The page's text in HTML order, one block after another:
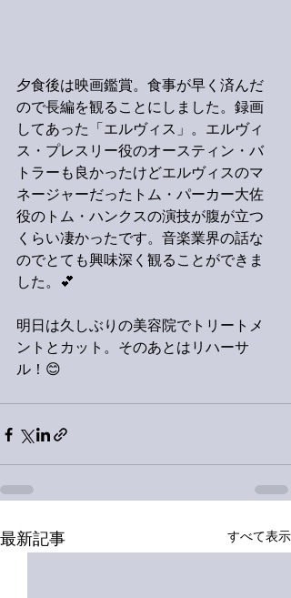
夕食後は映画鑑賞。食事が早く済んだ
ので長編を観ることにしました。録画
してあった「エルヴィス」。エルヴィ
ス・プレスリー役のオースティン・バ
トラーも良かったけどエルヴィスのマ
ネージャーだったトム・パーカー大佐
役のトム・ハンクスの演技が腹が立つ
くらい凄かったです。音楽業界の話な
のでとても興味深く観ることができま
した。💕
明日は久しぶりの美容院でトリートメ
ントとカット。そのあとはリハーサ
ル！😊
最新記事 すべて表示